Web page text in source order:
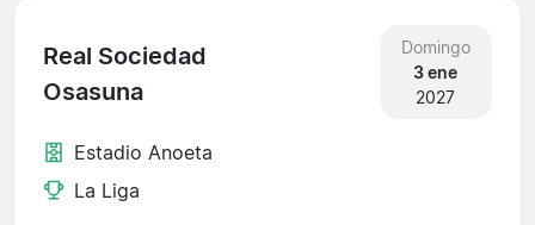
Real Sociedad
Osasuna
Domingo
3 ene
2027
Estadio Anoeta
La Liga